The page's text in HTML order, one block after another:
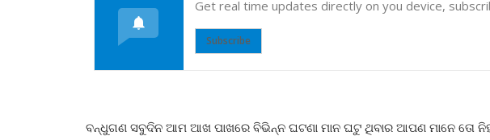
Get real time updates directly on you device,
Subscribe
ବନ୍ଧୁଗଣ ସବୁଦିନ ଆମ ଆଖ ପାଖରେ ବିଭିନ୍ନ ଘଟଣା ମାନ ଘଟୁ ଥିବାର ଆପଣ ମାନେ ତୋ